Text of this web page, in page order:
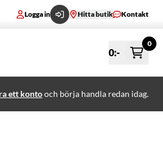
Logga in Hitta butik Kontakt
0:-
0
ett kontooch börja handla redan idag.